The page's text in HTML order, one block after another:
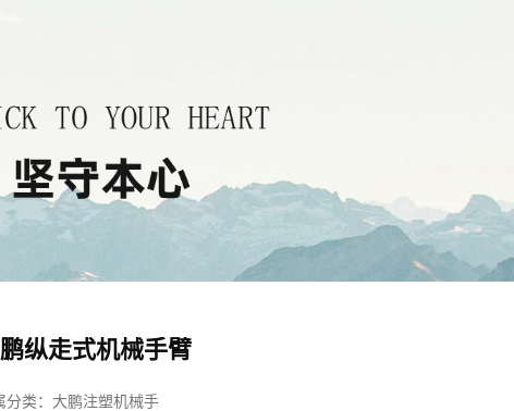
纵走式机械手臂
分类： 大鹏注塑机械手